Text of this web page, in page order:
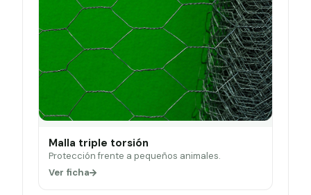
Malla triple torsión
Protección frente a pequeños animales.
Ver ficha